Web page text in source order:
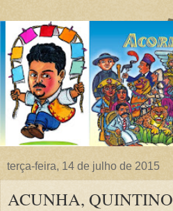
terça-feira, 14 de julho de 2015
ACUNHA, QUINTINO